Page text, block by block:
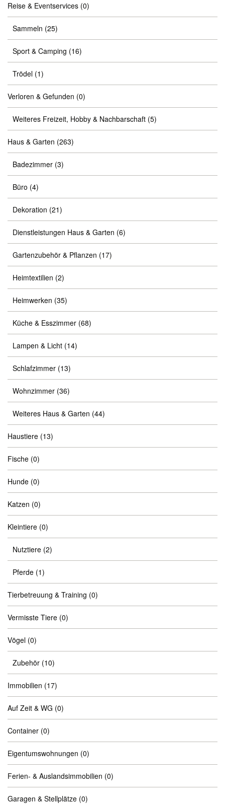
Reise & Eventservices (0)
Sammeln (25)
Sport & Camping (16)
Trödel (1)
Verloren & Gefunden (0)
Weiteres Freizeit, Hobby & Nachbarschaft (5)
Haus & Garten (263)
Badezimmer (3)
Büro (4)
Dekoration (21)
Dienstleistungen Haus & Garten (6)
Gartenzubehör & Pflanzen (17)
Heimtextilien (2)
Heimwerken (35)
Küche & Esszimmer (68)
Lampen & Licht (14)
Schlafzimmer (13)
Wohnzimmer (36)
Weiteres Haus & Garten (44)
Haustiere (13)
Fische (0)
Hunde (0)
Katzen (0)
Kleintiere (0)
Nutztiere (2)
Pferde (1)
Tierbetreuung & Training (0)
Vermisste Tiere (0)
Vögel (0)
Zubehör (10)
Immobilien (17)
Auf Zeit & WG (0)
Container (0)
Eigentumswohnungen (0)
Ferien- & Auslandsimmobilien (0)
Garagen & Stellplätze (0)